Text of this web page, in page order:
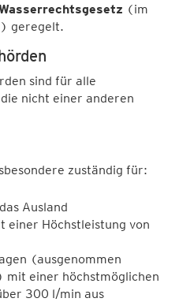
Wasserrechtsgesetz (im
geregelt.
sind für alle
nicht einer anderen
zuständig für:
Ausland
einer Höchstleistung von
(ausgenommen
mit einer höchstmöglichen
300 l/min aus